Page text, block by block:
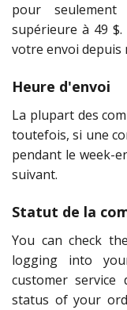
pour
supérieure à 49
votre envoi
Heure d'envoi
La plupart des
toutefois, si une
pendant le week-
suivant.
Statut de la
You can check
logging into
customer
status of your